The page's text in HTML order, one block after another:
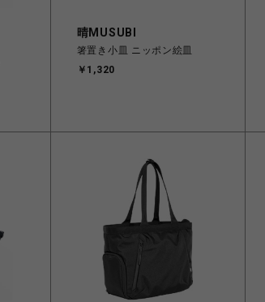
晴MUSUBI
箸置き小皿 ニッポン絵皿
￥1,320